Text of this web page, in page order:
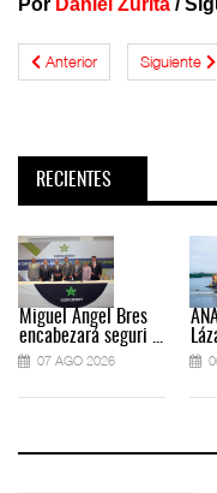
Por Daniel Zurita /
Anterior Siguiente
RECIENTES
Miguel Ángel Bres
encabezará seguri ...
07 AGO 2026